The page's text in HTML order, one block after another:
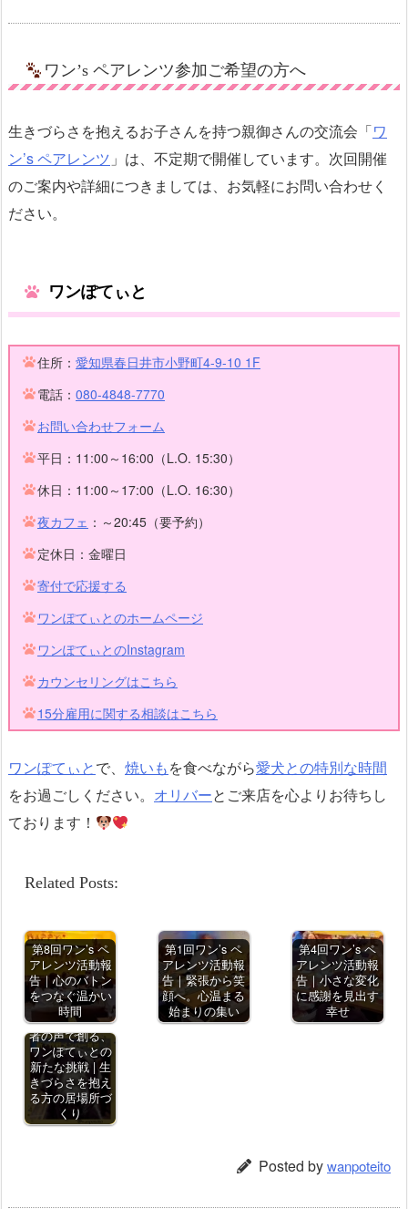
ワン’s ペアレンツ参加ご希望の方へ
生きづらさを抱えるお子さんを持つ親御さんの交流会「ワ
ン’s ペアレンツ 」は、不定期で開催しています。次回開催
のご案内や詳細につきましては、お気軽にお問い合わせく
ださい。
ワンぽてぃと
住所： 愛知県春日井市小野町4-9-10 1F
電話： 080-4848-7770
お問い合わせフォーム
平日：11:00～16:00（L.O. 15:30）
休日：11:00～17:00（L.O. 16:30）
夜カフェ ：～20:45（要予約）
定休日：金曜日
寄付で応援する
ワンぽてぃとのホームページ
ワンぽてぃとのInstagram
カウンセリングはこちら
15分雇用に関する相談はこちら
ワンぽてぃとで、 焼いもを食べながら愛犬との特別な時間
をお過ごしください。 オリバーとご来店を心よりお待ちし
ております！
Related Posts:
第8回ワン’s ペ
アレンツ活動報
告｜心のバトン
をつなぐ温かい
時間
第1回ワン’s ペ
アレンツ活動報
告｜緊張から笑
顔へ。心温まる
始まりの集い
第4回ワン’s ペ
アレンツ活動報
告｜小さな変化
に感謝を見出す
幸せ
【新・作戦メン
バー結成】当事
者の声で創る、
ワンぽてぃとの
新たな挑戦 | 生
きづらさを抱え
る方の居場所づ
くり
Posted bywanpoteito